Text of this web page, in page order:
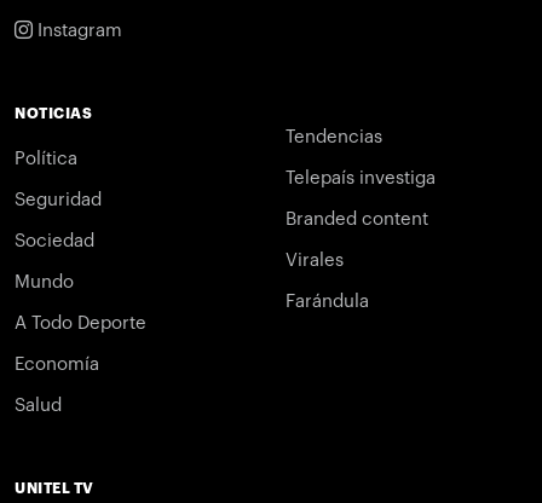
Instagram
NOTICIAS
Política
Seguridad
Sociedad
Mundo
A Todo Deporte
Economía
Salud
Tendencias
Telepaís investiga
Branded content
Virales
Farándula
UNITEL TV